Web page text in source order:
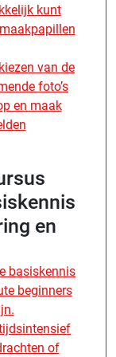
kunt
van de
foto’s
en maak
en
basiskennis
beginners
of